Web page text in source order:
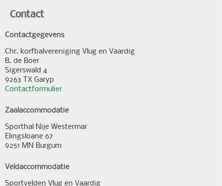
Contact
Contactgegevens
Chr. korfbalvereniging Vlug en Vaardig
B. de Boer
Sigerswald 4
9263 TX Garyp
Contactformulier
Zaalaccommodatie
Sporthal Nije Westermar
Elingsloane 67
9251 MN Burgum
Veldaccommodatie
Sportvelden Vlug en Vaardig